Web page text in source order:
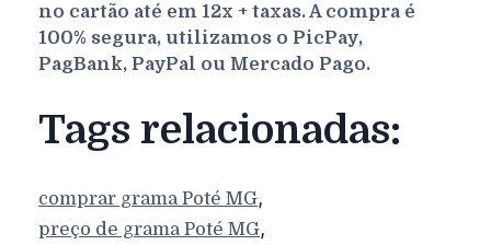
no cartão até em 12x + taxas. A compra é
100% segura, utilizamos o PicPay,
PagBank, PayPal ou Mercado Pago.
Tags relacionadas:
comprar gramaPoté MG,
preço de gramaPoté MG,